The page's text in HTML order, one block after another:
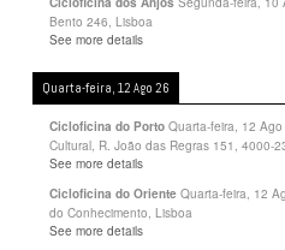
Bento 246, Lisboa
See more details
Quarta-feira, 12 Ago 26
Cicloficina do Porto Quarta-feira, 12 Ago
Cultural, R. João das Regras 151, 4000-
See more details
Cicloficina do Oriente Quarta-feira, 12
do Conhecimento, Lisboa
See more details